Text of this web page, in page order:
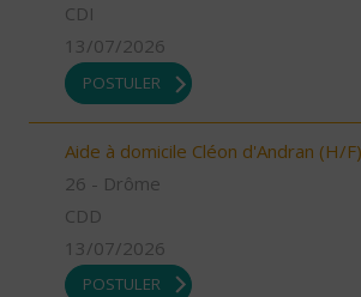
CDI
13/07/2026
POSTULER
Aide à domicile Cléon d'Andran (H/F)
26 - Drôme
CDD
13/07/2026
POSTULER